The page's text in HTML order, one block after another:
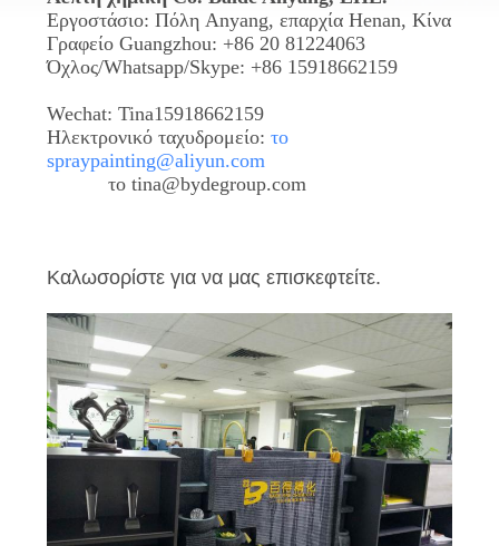
ΈΝΑ
ΑΠΌΣΠΑΣΜΑ
SITEMAP
Εργοστάσιο: Πόλη Anyang, επαρχία Henan, Κίνα
Γραφείο Guangzhou: +86 20 81224063
Όχλος/Whatsapp/Skype: +86 15918662159
Wechat: Tina15918662159
Ηλεκτρονικό ταχυδρομείο: το
spraypainting@aliyun.com
το tina@bydegroup.com
Καλωσορίστε για να μας επισκεφτείτε.